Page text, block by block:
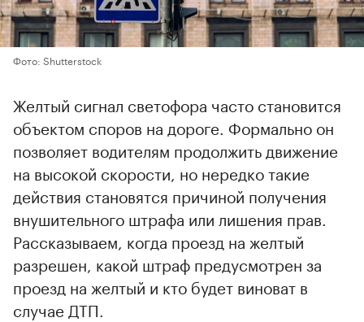
Фото: Shutterstock
Желтый сигнал светофора часто становится
объектом споров на дороге. Формально он
позволяет водителям продолжить движение
на высокой скорости, но нередко такие
действия становятся причиной получения
внушительного штрафа или лишения прав.
Рассказываем, когда проезд на желтый
разрешен, какой штраф предусмотрен за
проезд на желтый и кто будет виноват в
случае ДТП.